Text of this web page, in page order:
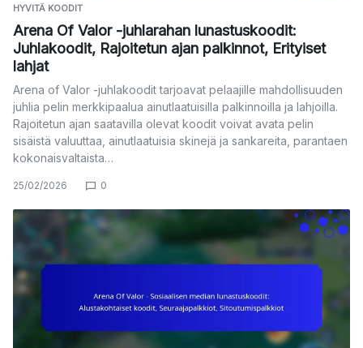
HYVITÄ KOODIT
Arena Of Valor -juhlarahan lunastuskoodit:
Juhlakoodit, Rajoitetun ajan palkinnot, Erityiset
lahjat
Arena of Valor -juhlakoodit tarjoavat pelaajille mahdollisuuden
juhlia pelin merkkipaalua ainutlaatuisilla palkinnoilla ja lahjoilla.
Rajoitetun ajan saatavilla olevat koodit voivat avata pelin
sisäistä valuuttaa, ainutlaatuisia skinejä ja sankareita, parantaen
kokonaisvaltaista…
25/02/2026 0